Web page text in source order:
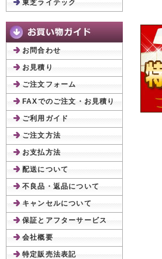
東芝ライテック
お問合わせ
お見積り
ご注文フォーム
FAXでのご注文・お見積り
ご利用ガイド
ご注文方法
お支払方法
配送について
不良品・返品について
キャンセルについて
保証とアフターサービス
会社概要
特定販売法表記